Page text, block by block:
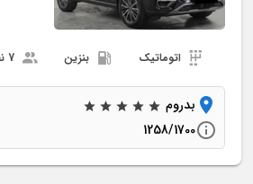
اتوماتیک بنزین
بدروم
1258/1700